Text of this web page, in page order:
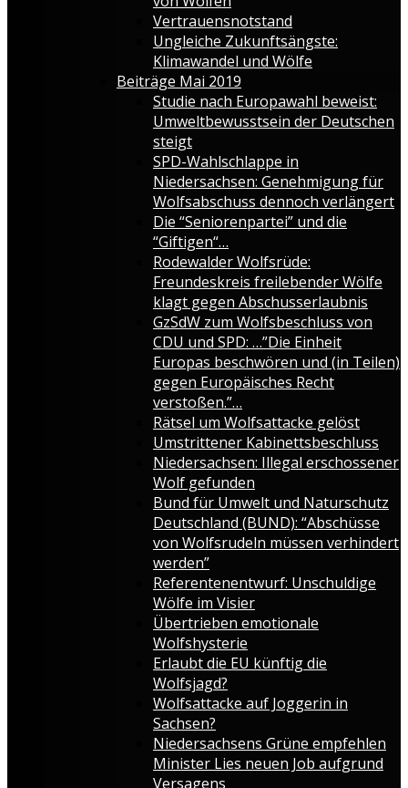
Vertrauensnotstand
Ungleiche Zukunftsängste:
Klimawandel und Wölfe
Beiträge Mai 2019
Studie nach Europawahl beweist:
Umweltbewusstsein der Deutschen
steigt
SPD-Wahlschlappe in
Niedersachsen: Genehmigung für
Wolfsabschuss dennoch verlängert
Die “Seniorenpartei” und die
“Giftigen“…
Rodewalder Wolfsrüde:
Freundeskreis freilebender Wölfe
klagt gegen Abschusserlaubnis
GzSdW zum Wolfsbeschluss von
CDU und SPD: …”Die Einheit
Europas beschwören und (in Teilen)
gegen Europäisches Recht
verstoßen.”…
Rätsel um Wolfsattacke gelöst
Umstrittener Kabinettsbeschluss
Niedersachsen: Illegal erschossener
Wolf gefunden
Bund für Umwelt und Naturschutz
Deutschland (BUND): “Abschüsse
von Wolfsrudeln müssen verhindert
werden”
Referentenentwurf: Unschuldige
Wölfe im Visier
Übertrieben emotionale
Wolfshysterie
Erlaubt die EU künftig die
Wolfsjagd?
Wolfsattacke auf Joggerin in
Sachsen?
Niedersachsens Grüne empfehlen
Minister Lies neuen Job aufgrund
Versagens